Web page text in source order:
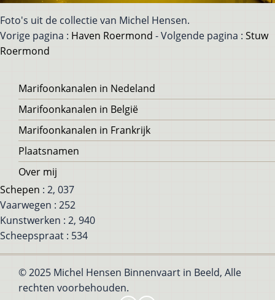
Foto's uit de collectie van Michel Hensen.
Vorige pagina : Haven Roermond - Volgende pagina : Stuw
Roermond
Voet
Marifoonkanalen in Nedeland
Marifoonkanalen in België
Marifoonkanalen in Frankrijk
Plaatsnamen
Over mij
Schepen : 2, 037
Vaarwegen : 252
Kunstwerken : 2, 940
Scheepspraat : 534
© 2025 Michel Hensen Binnenvaart in Beeld, Alle
rechten voorbehouden.